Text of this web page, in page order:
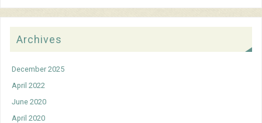
Archives
December 2025
April 2022
June 2020
April 2020